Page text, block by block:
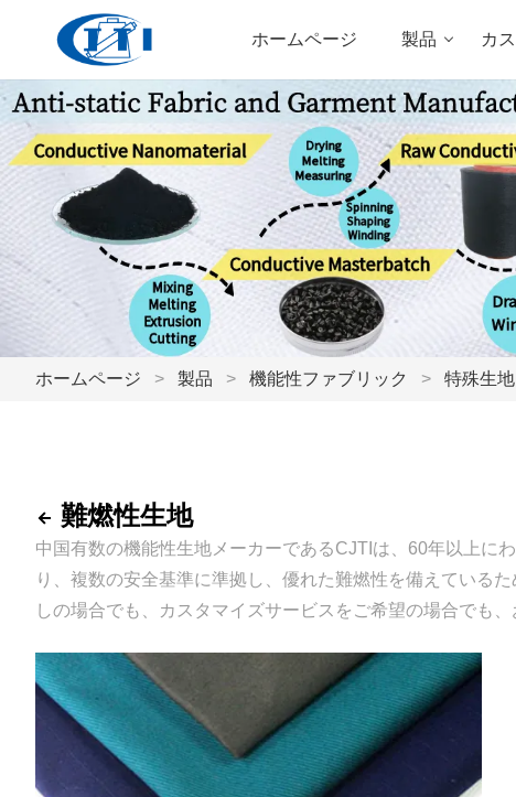
ホームページ 製品 カ
ホームページ > 製品 > 機能性ファブリック > 特殊生地
難燃性生地
中国有数の機能性生地メーカーであるCJTIは、60年以上に
り、複数の安全基準に準拠し、優れた難燃性を備えている
しの場合でも、カスタマイズサービスをご希望の場合でも